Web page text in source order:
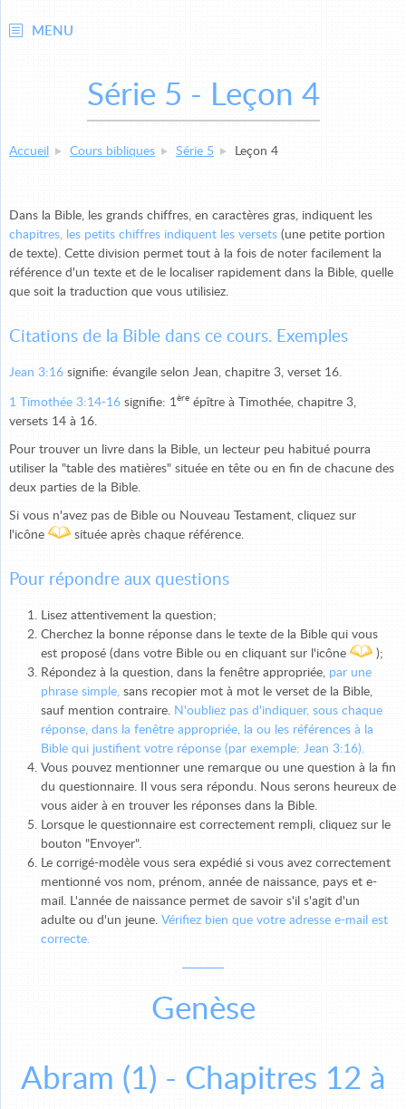
MENU
Série 5 - Leçon 4
Accueil Cours bibliques Série 5 Leçon 4
Dans la Bible, les grands chiffres, en caractères gras, indiquent les
chapitres, les petits chiffres indiquent les versets (une petite portion
de texte). Cette division permet tout à la fois de noter facilement la
référence d'un texte et de le localiser rapidement dans la Bible, quelle
que soit la traduction que vous utilisiez.
Citations de la Bible dans ce cours. Exemples
Jean 3:16 signifie: évangile selon Jean, chapitre 3, verset 16.
1 Timothée 3:14-16 signifie: 1 ère épître à Timothée, chapitre 3,
versets 14 à 16.
Pour trouver un livre dans la Bible, un lecteur peu habitué pourra
utiliser la "table des matières" située en tête ou en fin de chacune des
deux parties de la Bible.
Si vous n'avez pas de Bible ou Nouveau Testament, cliquez sur
l'icône
située après chaque référence.
Pour répondre aux questions
Lisez attentivement la question;
Cherchez la bonne réponse dans le texte de la Bible qui vous
est proposé (dans votre Bible ou en cliquant sur l'icône
);
Répondez à la question, dans la fenêtre appropriée, par une
phrase simple, sans recopier mot à mot le verset de la Bible,
sauf mention contraire.
N'oubliez pas d'indiquer, sous chaque
réponse, dans la fenêtre appropriée, la ou les références à la
Bible qui justifient votre réponse (par exemple: Jean 3:16).
Vous pouvez mentionner une remarque ou une question à la fin
du questionnaire. Il vous sera répondu. Nous serons heureux de
vous aider à en trouver les réponses dans la Bible.
Lorsque le questionnaire est correctement rempli, cliquez sur le
bouton "Envoyer".
Le corrigé-modèle vous sera expédié si vous avez correctement
mentionné vos nom, prénom, année de naissance, pays et e-
mail. L'année de naissance permet de savoir s'il s'agit d'un
adulte ou d'un jeune. Vérifiez bien que votre adresse e-mail est
correcte.
Genèse
Abram (1) - Chapitres 12 à